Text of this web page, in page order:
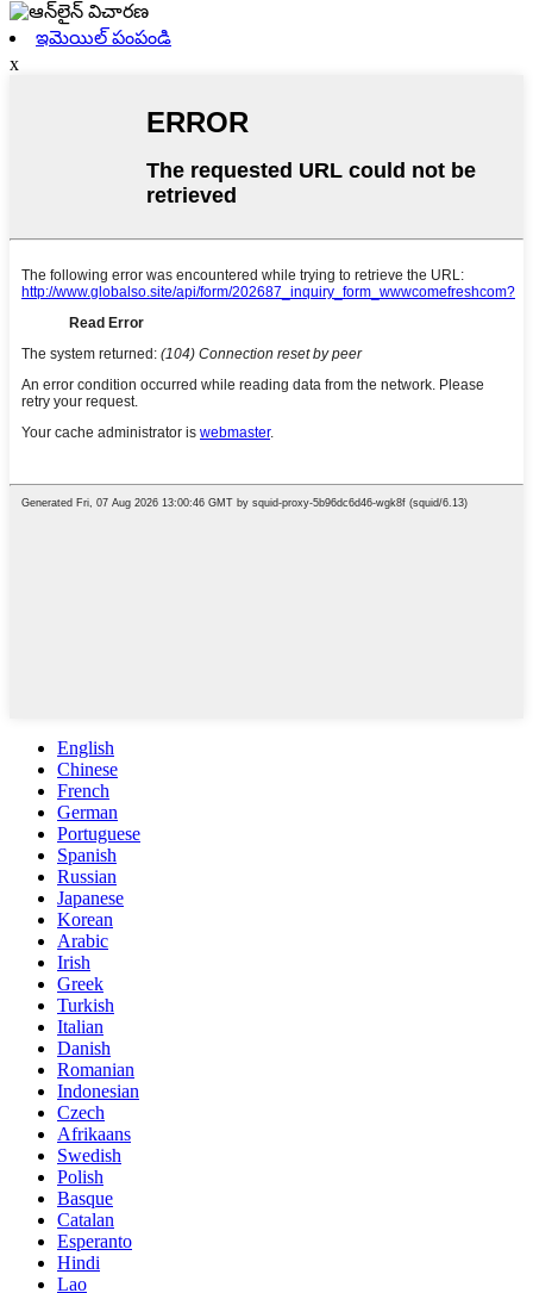
ఇమెయిల్ పంపండి
x
English
Chinese
French
German
Portuguese
Spanish
Russian
Japanese
Korean
Arabic
Irish
Greek
Turkish
Italian
Danish
Romanian
Indonesian
Czech
Afrikaans
Swedish
Polish
Basque
Catalan
Esperanto
Hindi
Lao